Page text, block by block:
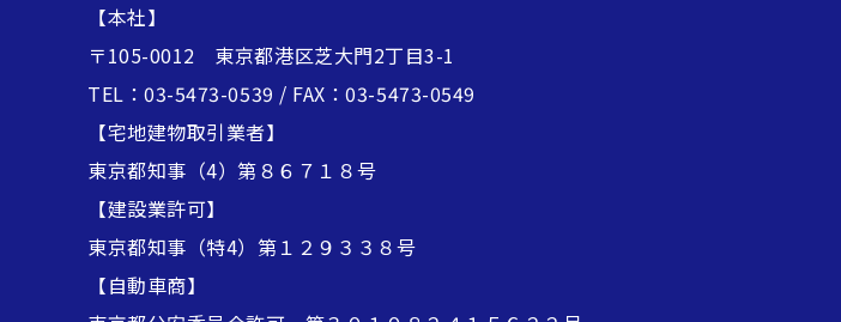
【本社】
〒105-0012 東京都港区芝大門2丁目3-1
TEL：03-5473-0539 / FAX：03-5473-0549
【宅地建物取引業者】
東京都知事（4）第８６７１８号
【建設業許可】
東京都知事（特4）第１２９３３８号
【自動車商】